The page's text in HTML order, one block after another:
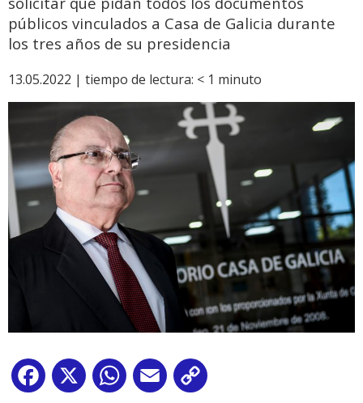
públicos vinculados a Casa de Galicia durante
los tres años de su presidencia
13.05.2022 | tiempo de lectura: < 1 minuto
Facebook
X WhatsApp
Email